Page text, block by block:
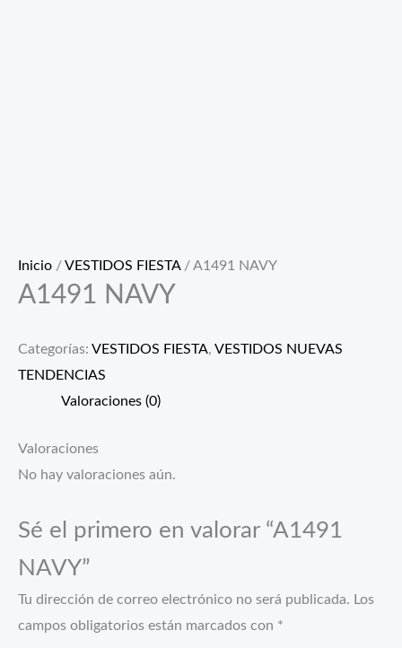
Inicio /VESTIDOS FIESTA/ A1491 NAVY
A1491 NAVY
Categorías: VESTIDOS FIESTA, VESTIDOS NUEVAS
TENDENCIAS
Valoraciones (0)
Valoraciones
No hay valoraciones aún.
Sé el primero en valorar “A1491
NAVY”
Tu dirección de correo electrónico no será publicada. Los
campos obligatorios están marcados con *